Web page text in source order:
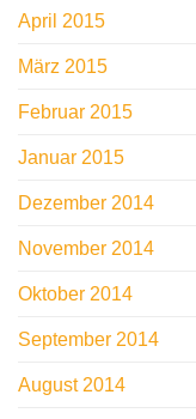
April 2015
März 2015
Februar 2015
Januar 2015
Dezember 2014
November 2014
Oktober 2014
September 2014
August 2014